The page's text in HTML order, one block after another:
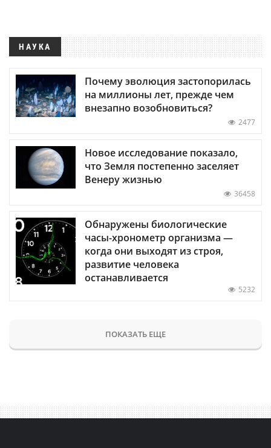
НАУКА
Почему эволюция застопорилась
на миллионы лет, прежде чем
внезапно возобновиться?
2477
Новое исследование показало,
что Земля постепенно заселяет
Венеру жизнью
36458
Обнаружены биологические
часы-хронометр организма —
когда они выходят из строя,
развитие человека
останавливается
5232
ПОКАЗАТЬ ЕЩЕ